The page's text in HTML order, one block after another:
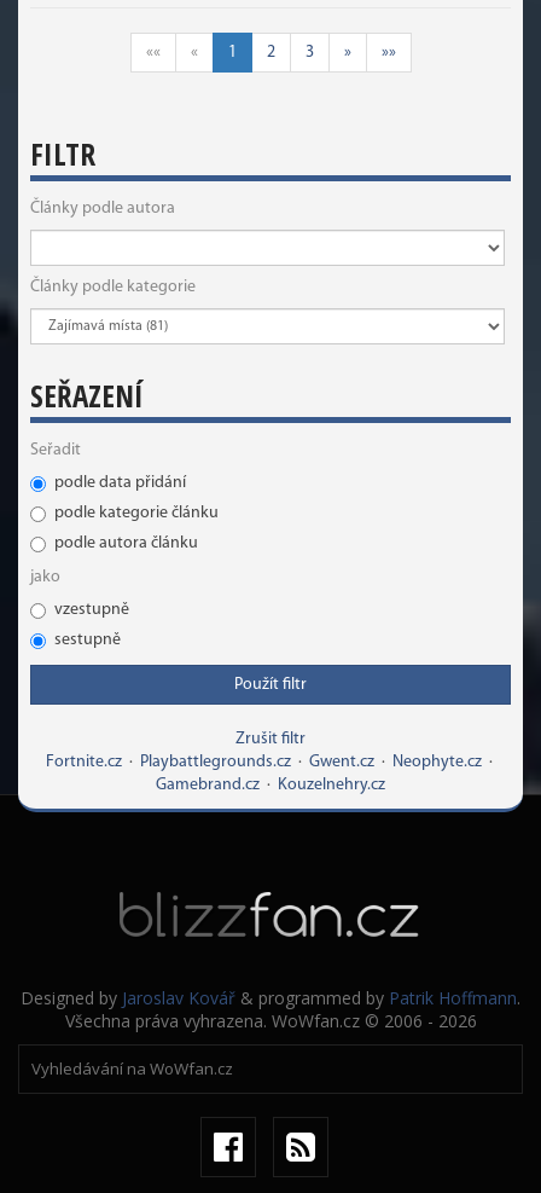
«« « 1 2 3 » »»
FILTR
Články podle autora
Články podle kategorie
SEŘAZENÍ
Seřadit
podle data přidání
podle kategorie článku
podle autora článku
jako
vzestupně
sestupně
Použít filtr
Zrušit filtr
Fortnite.cz· Playbattlegrounds.cz· Gwent.cz· Neophyte.cz·
Gamebrand.cz · Kouzelnehry.cz
Designed by Jaroslav Kovář & programmed by Patrik Hoffmann.
Všechna práva vyhrazena. WoWfan.cz © 2006 - 2026